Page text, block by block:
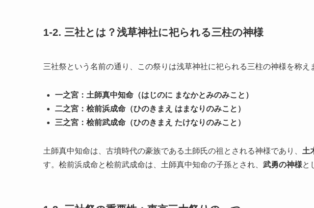
1-2. 三社とは？浅草神社に祀られる三柱の神様
三社祭という名前の通り、この祭りは浅草神社に祀られる三柱の神様を称え
一之宮：土師真中知命（はじのに まなかとみのみこと）
二之宮：桧前浜成命（ひのきまえ はまなりのみこと）
三之宮：桧前武成命（ひのきまえ たけなりのみこと）
土師真中知命は、古墳時代の豪族である土師氏の祖とされる神様であり、 土
す。桧前浜成命と桧前武成命は、土師真中知命の子孫とされ、 武勇の神様と